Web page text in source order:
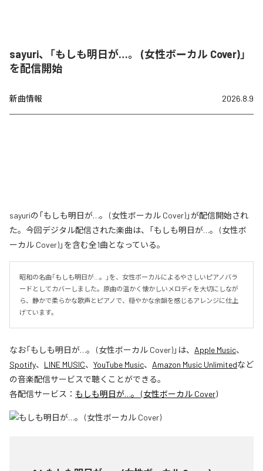
sayuri、「もしも明日が…。 (女性ボーカル Cover)」
を配信開始
新曲情報 2026.8.9
sayuriの「もしも明日が…。 (女性ボーカル Cover)」が配信開始され
た。今回デジタル配信された楽曲は、「もしも明日が…。 (女性ボ
ーカル Cover)」を含む全1曲となっている。
昭和の名曲「もしも明日が…。」を、女性ボーカルによるやさしいピアノバラ
ードとしてカバーしました。原曲の温かく懐かしいメロディを大切にしなが
ら、静かで柔らかな歌声とピアノで、穏やかな余韻を感じるアレンジに仕上
げています。
なお「もしも明日が…。 (女性ボーカル Cover)」は、 Apple Music、
Spotify、 LINE MUSIC、 YouTube Music、 Amazon Music Unlimitedなど
の音楽配信サービスで聴くことができる。
各配信サービス： もしも明日が…。 (女性ボーカル Cover)